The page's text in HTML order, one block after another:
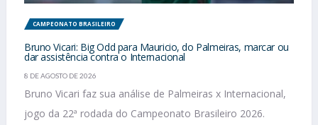
CAMPEONATO BRASILEIRO
Bruno Vicari: Big Odd para Mauricio, do Palmeiras, marcar ou
dar assistência contra o Internacional
8 DE AGOSTO DE 2026
Bruno Vicari faz sua análise de Palmeiras x Internacional,
jogo da 22ª rodada do Campeonato Brasileiro 2026.